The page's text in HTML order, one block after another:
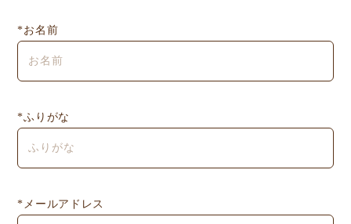
*お名前
*ふりがな
*メールアドレス